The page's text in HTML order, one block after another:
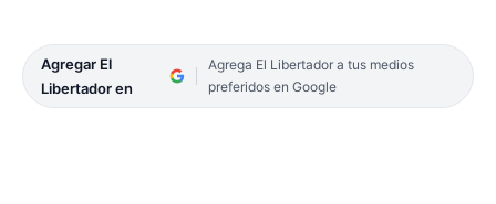
Agregar El
Libertador en
Agrega El Libertador a tus medios
preferidos en Google